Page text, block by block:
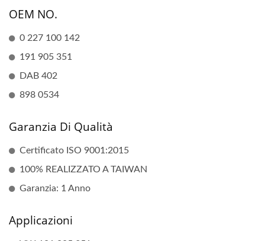
OEM NO.
0 227 100 142
191 905 351
DAB 402
898 0534
Garanzia Di Qualità
Certificato ISO 9001:2015
100% REALIZZATO A TAIWAN
Garanzia: 1 Anno
Applicazioni